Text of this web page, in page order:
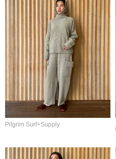
Pilgrim Surf+Supply